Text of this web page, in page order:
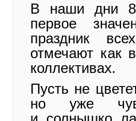
В наши дни 8
первое
праздник
отмечают как
коллективах.
Пусть не
но уже